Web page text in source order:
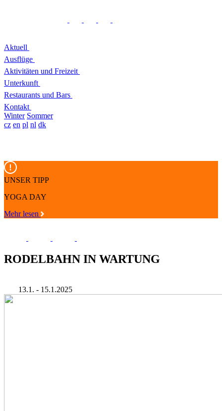
Aktuell
Ausflüge
Aktivitäten und Freizeit
Unterkunft
Restaurants und Bars
Kontakt
Winter Sommer
cz en pl nl dk
UNSER TIPP
YOGA DAY
Mehr lesen
RODELBAHN IN WARTUNG
13.1. - 15.1.2025